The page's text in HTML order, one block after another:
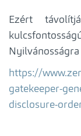
Ezért
https://
gatekeeper-
disclosure-